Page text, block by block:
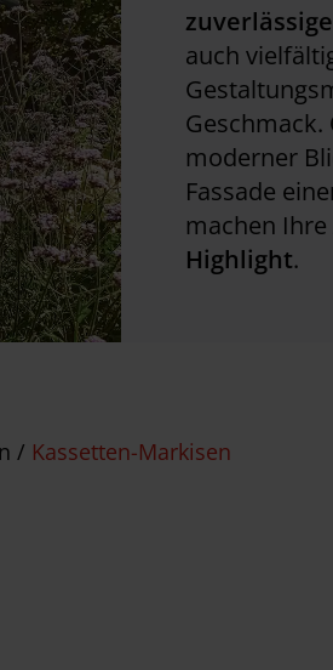
/ Kassetten-Markisen
auch
Geschmack.
moderner
Fassade
machen Ihre
Highlight.